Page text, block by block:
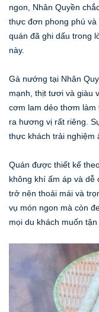
ngon, Nhân Quyền
thực đơn phong phú và
quán đã ghi dấu trong
này.
Gà nướng tại Nhân
mạnh, thịt tươi và giàu
cơm lam dẻo thơm
ra hương vị rất riêng.
thực khách trải nghiệm
Quán được thiết kế
không khí ấm áp và dễ
trở nên thoải mái và
vụ món ngon mà còn
mọi du khách muốn